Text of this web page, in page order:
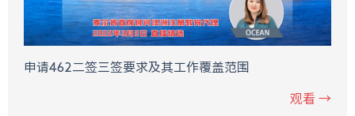
申请462二签三签要求及其工作覆盖范围
观看 →